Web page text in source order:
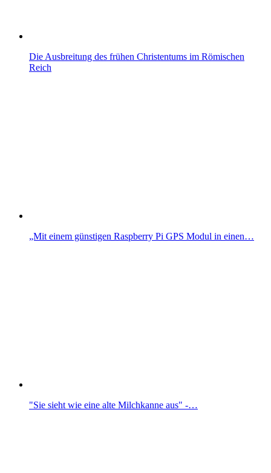
Die Ausbreitung des frühen Christentums im Römischen
Reich
„Mit einem günstigen Raspberry Pi GPS Modul in einen…
"Sie sieht wie eine alte Milchkanne aus" -…